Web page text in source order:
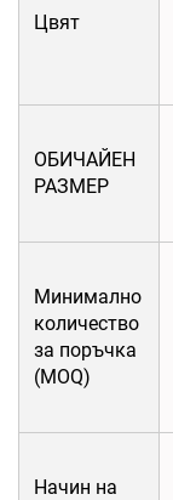
Цвят
ОБИЧАЙЕН
РАЗМЕР
Минимално
количество
за поръчка
(MOQ)
Начин на